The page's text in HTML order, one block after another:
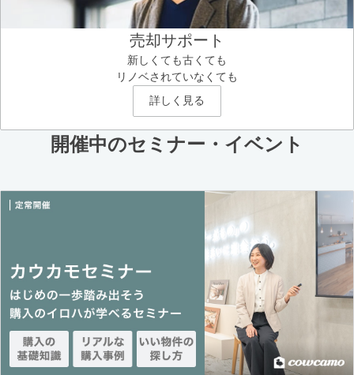
売却サポート
新しくても古くても
リノベされていなくても
詳しく見る
開催中のセミナー・イベント